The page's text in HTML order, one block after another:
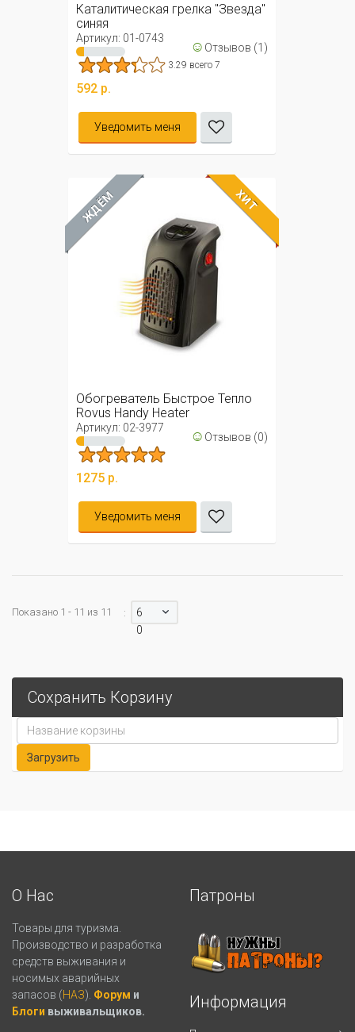
Каталитическая грелка "Звезда"
синяя
Артикул: 01-0743 ☺ Отзывов (1)
3.29 всего 7
592 р.
Уведомить меня
ЖДЁМ ХИТ
Обогреватель Быстрое Тепло
Rovus Handy Heater
Артикул: 02-3977 ☺ Отзывов (0)
1275 р.
Уведомить меня
Показано 1 - 11 из 11 :
6
0
Сохранить Корзину
О Нас
Товары для туризма.
Производство и разработка
средств выживания и
носимых аварийных
запасов (НАЗ). Форум и
Блоги выживальщиков.
Патроны
Информация